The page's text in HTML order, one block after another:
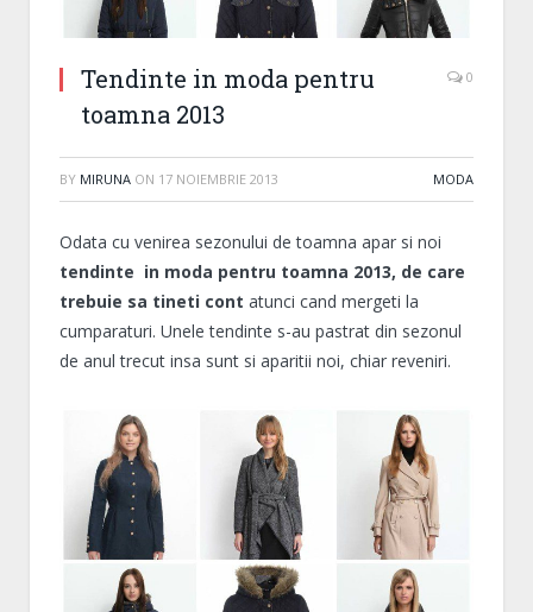
Tendinte in moda pentru
toamna 2013
0
BY MIRUNA ON 17 NOIEMBRIE 2013 MODA
Odata cu venirea sezonului de toamna apar si noi
tendinte in moda pentru toamna 2013, de care
trebuie sa tineti cont atunci cand mergeti la
cumparaturi. Unele tendinte s-au pastrat din sezonul
de anul trecut insa sunt si aparitii noi, chiar reveniri.